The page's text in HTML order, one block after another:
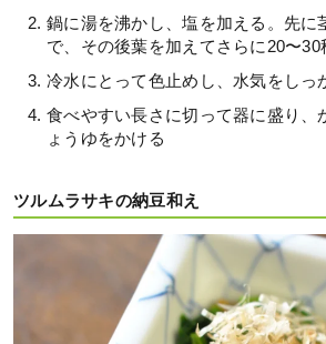
鍋に湯を沸かし、塩を加える。先に
で、その後葉を加えてさらに20〜30
冷水にとって色止めし、水気をしっ
食べやすい長さに切って器に盛り、
ょうゆをかける
ツルムラサキの納豆和え